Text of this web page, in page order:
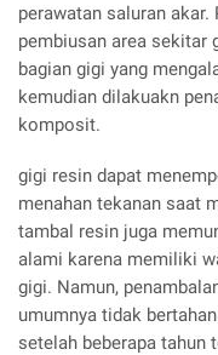
perawatan saluran
pembiusan area sekitar
bagian gigi yang
kemudian dilakuakn
komposit.
gigi resin dapat
menahan tekanan saat
tambal resin juga
alami karena memiliki
gigi. Namun,
umumnya tidak
setelah beberapa tahun